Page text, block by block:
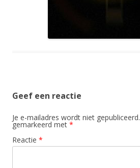
Geef een reactie
Je e-mailadres wordt niet gepubliceerd.
gemarkeerd met *
Reactie *